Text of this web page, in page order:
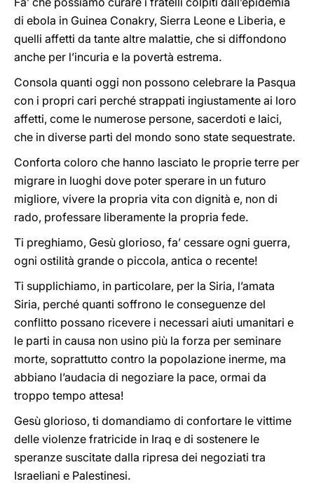
di ebola in Guinea Conakry, Sierra Leone e Liberia, e
quelli affetti da tante altre malattie, che si diffondono
anche per l’incuria e la povertà estrema.
Consola quanti oggi non possono celebrare la Pasqua
con i propri cari perché strappati ingiustamente ai loro
affetti, come le numerose persone, sacerdoti e laici,
che in diverse parti del mondo sono state sequestrate.
Conforta coloro che hanno lasciato le proprie terre per
migrare in luoghi dove poter sperare in un futuro
migliore, vivere la propria vita con dignità e, non di
rado, professare liberamente la propria fede.
Ti preghiamo, Gesù glorioso, fa’ cessare ogni guerra,
ogni ostilità grande o piccola, antica o recente!
Ti supplichiamo, in particolare, per la Siria, l’amata
Siria, perché quanti soffrono le conseguenze del
conflitto possano ricevere i necessari aiuti umanitari e
le parti in causa non usino più la forza per seminare
morte, soprattutto contro la popolazione inerme, ma
abbiano l’audacia di negoziare la pace, ormai da
troppo tempo attesa!
Gesù glorioso, ti domandiamo di confortare le vittime
delle violenze fratricide in Iraq e di sostenere le
speranze suscitate dalla ripresa dei negoziati tra
Israeliani e Palestinesi.